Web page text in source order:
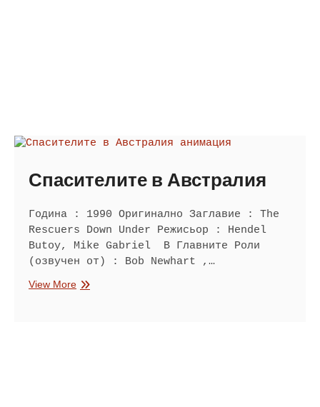
Спасителите в Австралия
Година : 1990 Оригинално Заглавие : The
Rescuers Down Under Режисьор : Hendel
Butoy, Mike Gabriel В Главните Роли
(озвучен от) : Bob Newhart ,…
View MoreСпасителите